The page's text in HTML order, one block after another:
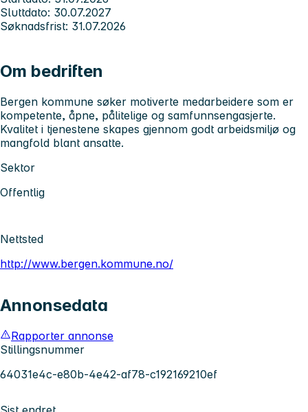
Sluttdato: 30.07.2027
Søknadsfrist: 31.07.2026
Om bedriften
Bergen kommune søker motiverte medarbeidere som er
kompetente, åpne, pålitelige og samfunnsengasjerte.
Kvalitet i tjenestene skapes gjennom godt arbeidsmiljø og
mangfold blant ansatte.
Sektor
Offentlig
Nettsted
http://www.bergen.kommune.no/
Annonsedata
Rapporter annonse
Stillingsnummer
64031e4c-e80b-4e42-af78-c192169210ef